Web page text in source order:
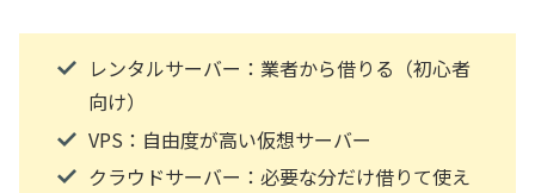
レンタルサーバー：業者から借りる（初心者
向け）
VPS：自由度が高い仮想サーバー
クラウドサーバー：必要な分だけ借りて使え